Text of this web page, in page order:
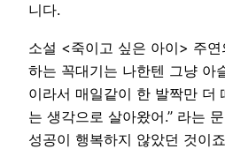
니다.
소설 <죽이고 싶은 아이> 주연
하는 꼭대기는 나한텐 그냥 아
이라서 매일같이 한 발짝만 더
는 생각으로 살아왔어.” 라는
성공이 행복하지 않았던 것이